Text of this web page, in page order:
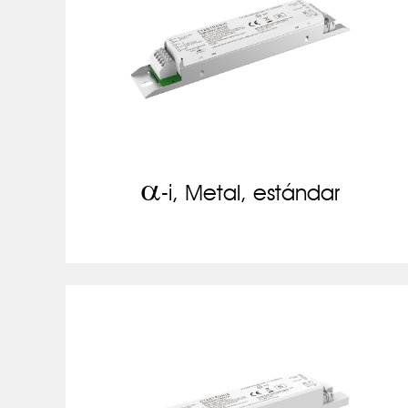
a-i, Metal, estándar